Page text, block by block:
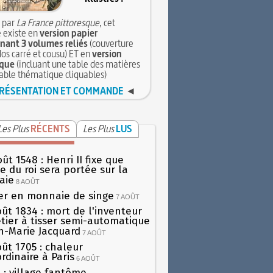
La France pittoresque, cet
existe enversion papier
3 volumes reliés(couverture
carré et cousu) ET enversion
(incluant une table des matières
thématique cliquables)
ET COMMANDE ◄
Plus RÉCENTS Les Plus LUS
1548 : Henri II fixe que
du roi sera portée sur la
8 AOÛT
en monnaie de singe 7 AOÛT
1834 : mort de l'inventeur
à tisser semi-automatique
Marie Jacquard 7 AOÛT
1705 : chaleur
à Paris 6 AOÛT